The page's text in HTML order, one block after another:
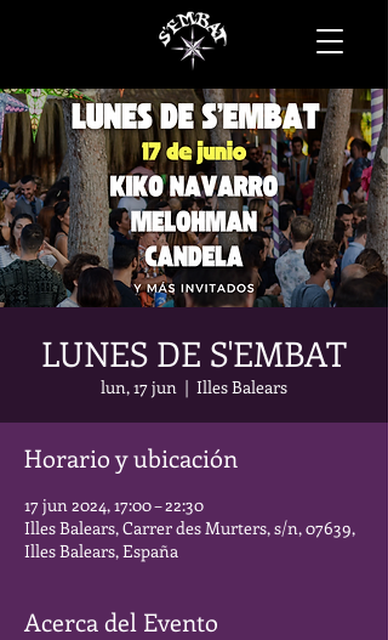
LUNES DE S'EMBAT
lun, 17 jun
  |
Illes Balears
Horario y ubicación
17 jun 2024, 17:00 – 22:30
Illes Balears, Carrer des Murters, s/n, 07639,
Illes Balears, España
Acerca del Evento